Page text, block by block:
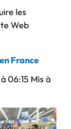
les
Web
France
06:15 Mis à